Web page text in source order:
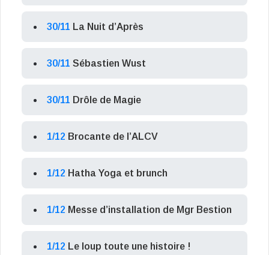
30/11 La Nuit d’Après
30/11 Sébastien Wust
30/11 Drôle de Magie
1/12 Brocante de l’ALCV
1/12 Hatha Yoga et brunch
1/12 Messe d’installation de Mgr Bestion
1/12 Le loup toute une histoire !